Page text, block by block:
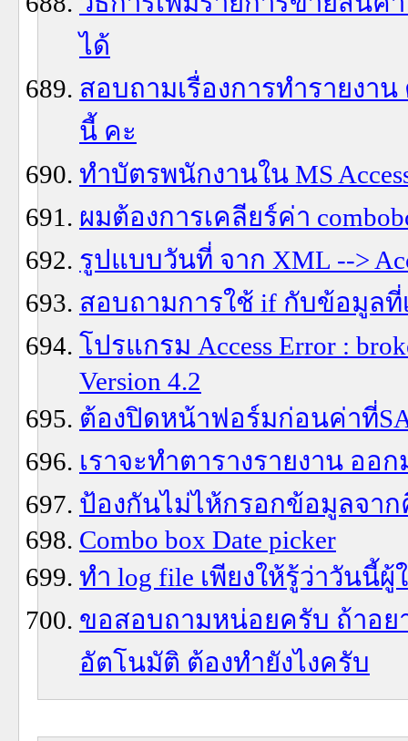
ได้
สอบถามเรื่องการทำรายงา
นี้ คะ
ทำบัตรพนักงานใน MS
ผมต้องการเคลียร์ค่า
รูปแบบวันที่ จาก XML -->
สอบถามการใช้ if กับข้อมูลที่
โปรแกรม Access Error :
Version 4.2
ต้องปิดหน้าฟอร์มก่อนค่าที่
เราจะทำตารางรายงาน อ
ป้องกันไม่ไห้กรอกข้อมูลจา
Combo box Date picker
ทำ log file เพียงให้รู้ว่าวันนี้
ขอสอบถามหน่อยครับ ถ้าอย
อัตโนมัติ ต้องทำยังไงครับ